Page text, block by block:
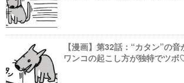
【漫画】第32話：“カタン”の
ワンコの起こし方が独特でツボ